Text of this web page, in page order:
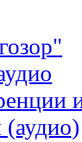
(аудио)